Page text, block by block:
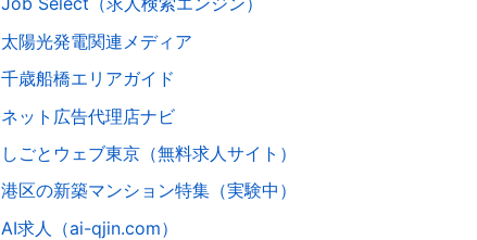
太陽光発電関連メディア
千歳船橋エリアガイド
ネット広告代理店ナビ
しごとウェブ東京（無料求人サイト）
港区の新築マンション特集（実験中）
AI求人（ai-qjin.com）